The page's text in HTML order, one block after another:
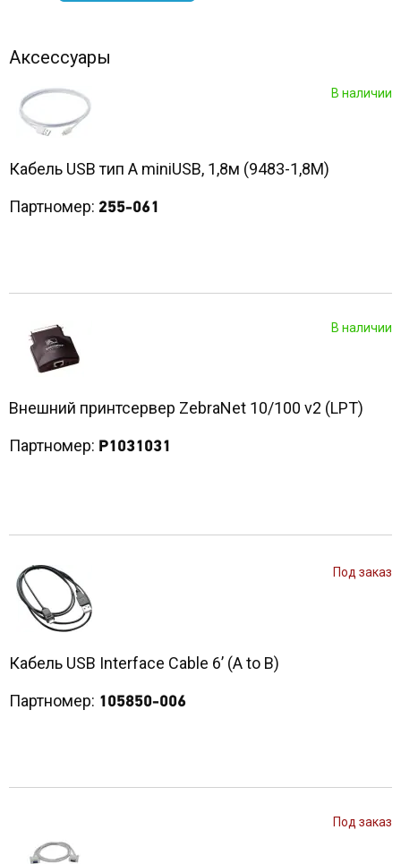
Аксессуары
В наличии
Кабель USB тип A miniUSB, 1,8м (9483-1,8M)
Партномер: 255-061
В наличии
Внешний принтсервер ZebraNet 10/100 v2 (LPT)
Партномер: P1031031
Под заказ
Кабель USB Interface Cable 6’ (A to B)
Партномер: 105850-006
Под заказ